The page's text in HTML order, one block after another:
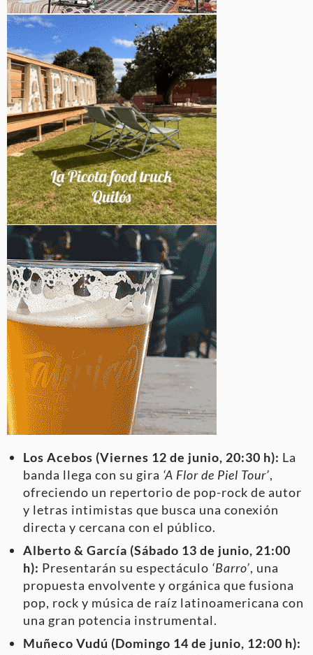
Los Acebos (Viernes 12 de junio, 20:30 h): La
banda llega con su gira ‘A Flor de Piel Tour’,
ofreciendo un repertorio de pop-rock de autor
y letras intimistas que busca una conexión
directa y cercana con el público.
Alberto & García (Sábado 13 de junio, 21:00
h): Presentarán su espectáculo ‘Barro’, una
propuesta envolvente y orgánica que fusiona
pop, rock y música de raíz latinoamericana con
una gran potencia instrumental.
Muñeco Vudú (Domingo 14 de junio, 12:00 h):